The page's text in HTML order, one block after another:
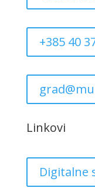
+385 40
Linkovi
Digitalne